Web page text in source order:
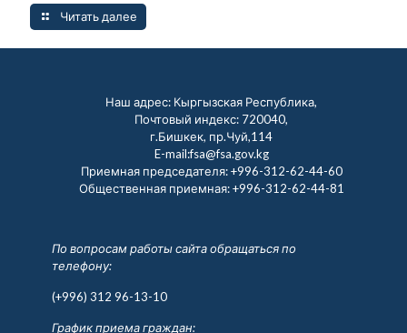
Читать далее
Наш адрес: Кыргызская Республика,
Почтовый индекс: 720040,
г.Бишкек, пр.Чуй,114
E-mail:fsa@fsa.gov.kg
Приемная председателя:+996-312-62-44-60
Общественная приемная:+996-312-62-44-81
По вопросам работы сайта обращаться по
телефону:
(+996) 312 96-13-10
График приема граждан: